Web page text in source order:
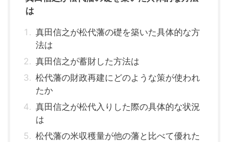
は
真田信之が松代藩の礎を築いた具体的な方
法は
真田信之が蓄財した方法は
松代藩の財政再建にどのような策が使われ
たか
真田信之が松代入りした際の具体的な状況
は
松代藩の米収穫量が他の藩と比べて優れた